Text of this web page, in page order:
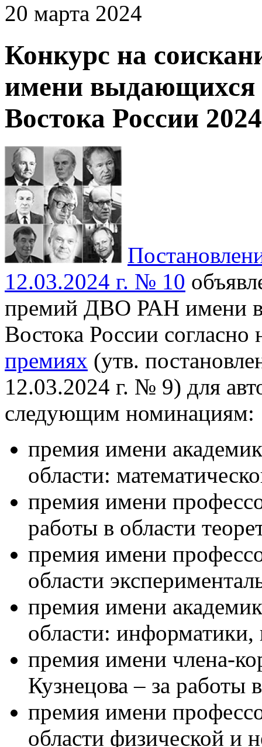
20 марта 2024
Конкурс на
имени выдающихся
Востока России
12.03.2024 г. № 10
премий ДВО РАН имени
Востока России
премиях (утв.
12.03.2024 г. № 9) для
следующим номинациям:
премия имени
области:
премия имени
работы в области
премия имени
области
премия имени
области:
премия имени члена-
Кузнецова – за работы
премия имени
области физической и